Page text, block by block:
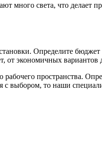
много света, что делает
Определите
экономичных вариантов
пространства.
выбором, то наши